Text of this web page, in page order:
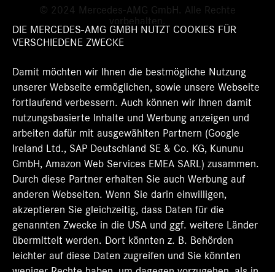
n
e
e
u
e
n
R
e
g
i
s
e
r
k
a
r
t
g
e
n
e
n
e
u
e
R
e
g
s
t
r
k
a
r
t
e
g
e
i
n
e
e
u
e
n
R
g
i
s
e
r
a
r
t
g
e
i
n
e
u
e
n
R
g
i
s
e
r
a
r
t
g
e
i
n
e
u
e
n
R
e
g
i
s
e
r
a
r
t
g
© 2024 Mercedes-AMG GmbH. Alle Rechte
vorbehalten.
DIE MERCEDES-AMG GMBH NUTZT COOKIES FÜR
VERSCHIEDENE ZWECKE
Damit möchten wir Ihnen die bestmögliche Nutzung
unserer Webseite ermöglichen, sowie unsere Webseite
fortlaufend verbessern. Auch können wir Ihnen damit
nutzungsbasierte Inhalte und Werbung anzeigen und
arbeiten dafür mit ausgewählten Partnern (Google
Ireland Ltd., SAP Deutschland SE & Co. KG, Kununu
GmbH, Amazon Web Services EMEA SARL) zusammen.
Durch diese Partner erhalten Sie auch Werbung auf
anderen Webseiten. Wenn Sie darin einwilligen,
akzeptieren Sie gleichzeitig, dass Daten für die
genannten Zwecke in die USA und ggf. weitere Länder
übermittelt werden. Dort könnten z. B. Behörden
leichter auf diese Daten zugreifen und Sie könnten